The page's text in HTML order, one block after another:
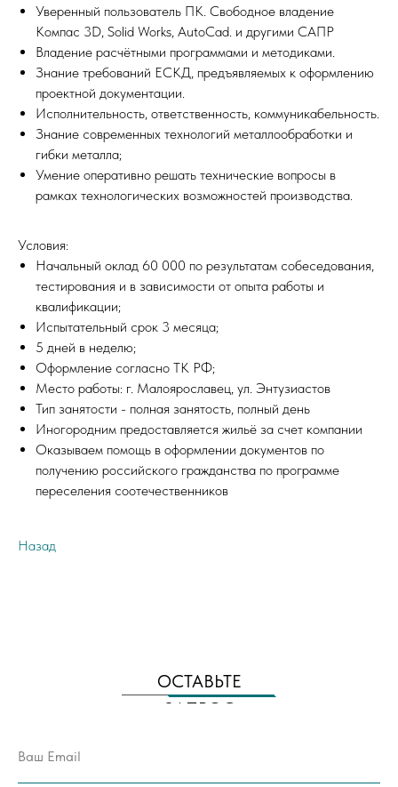
Уверенный пользователь ПК. Свободное владение
Компас 3D, Solid Works, AutoCad. и другими САПР
Владение расчётными программами и методиками.
Знание требований ЕСКД, предъявляемых к оформлению
проектной документации.
Исполнительность, ответственность, коммуникабельность.
Знание современных технологий металлообработки и
гибки металла;
Умение оперативно решать технические вопросы в
рамках технологических возможностей производства.
Условия:
Начальный оклад 60 000 по результатам собеседования,
тестирования и в зависимости от опыта работы и
квалификации;
Испытательный срок 3 месяца;
5 дней в неделю;
Оформление согласно ТК РФ;
Место работы: г. Малоярославец, ул. Энтузиастов
Тип занятости - полная занятость, полный день
Иногородним предоставляется жильё за счет компании
Оказываем помощь в оформлении документов по
получению российского гражданства по программе
переселения соотечественников
Назад
ОСТАВЬТЕ
ЗАПРОС